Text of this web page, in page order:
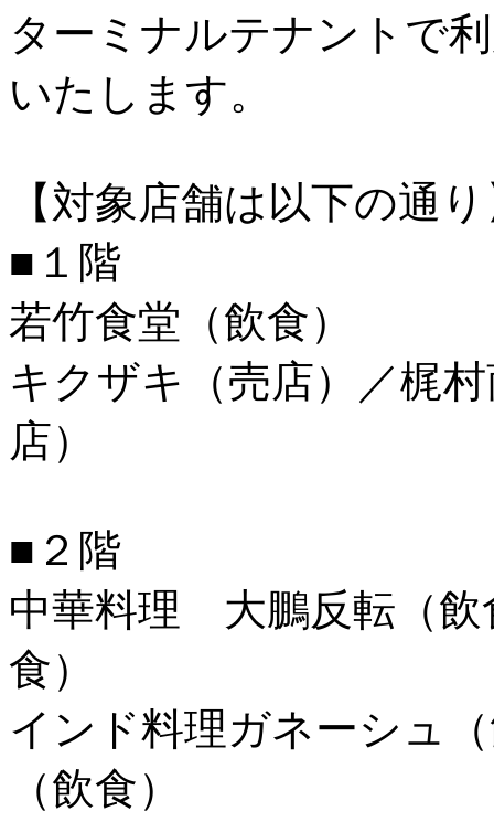
ターミナルテナントで
いたします。
【対象店舗は以下の通
■１階
若竹食堂（飲食）
キクザキ（売店）／梶
店）
■２階
中華料理 大鵬反転（飲
食）
インド料理ガネーシュ
（飲食）